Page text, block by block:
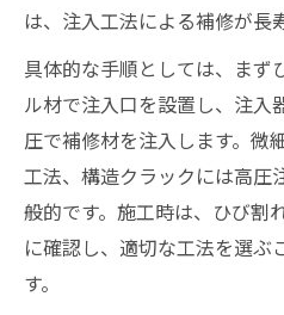
は、注入工法による補修が長
具体的な手順としては、まず
ル材で注入口を設置し、注入
圧で補修材を注入します。微
工法、構造クラックには高圧
般的です。施工時は、ひび割
に確認し、適切な工法を選ぶ
す。